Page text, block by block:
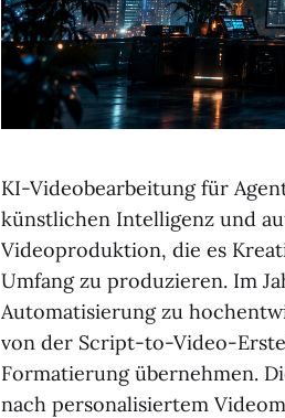
KI-Videobearbeitung für
künstlichen Intelligenz und
Videoproduktion, die es
Umfang zu produzieren. Im
Automatisierung zu
von der Script-to-Video-
Formatierung übernehmen.
nach personalisiertem